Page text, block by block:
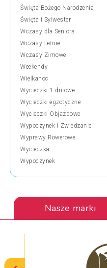
Święta Bożego Narodzenia
Święta i Sylwester
Wczasy dla Seniora
Wczasy Letnie
Wczasy Zimowe
Weekendy
Wielkanoc
Wycieczki 1-dniowe
Wycieczki egzotyczne
Wycieczki Objazdowe
Wypoczynek i Zwiedzanie
Wyprawy Rowerowe
Wycieczka
Wypoczynek
Nasze marki